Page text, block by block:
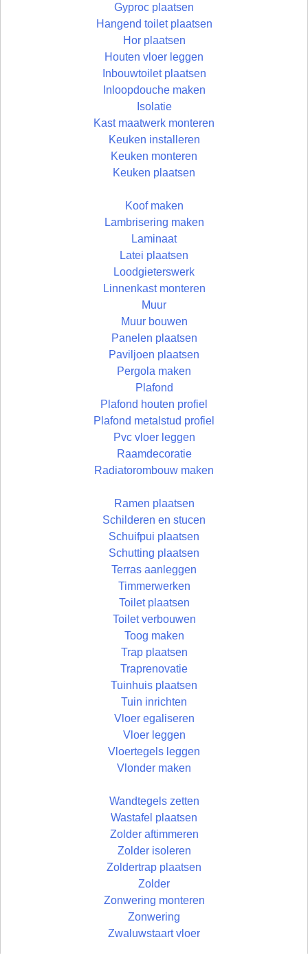
Gyproc plaatsen
Hangend toilet plaatsen
Hor plaatsen
Houten vloer leggen
Inbouwtoilet plaatsen
Inloopdouche maken
Isolatie
Kast maatwerk monteren
Keuken installeren
Keuken monteren
Keuken plaatsen
Koof maken
Lambrisering maken
Laminaat
Latei plaatsen
Loodgieterswerk
Linnenkast monteren
Muur
Muur bouwen
Panelen plaatsen
Paviljoen plaatsen
Pergola maken
Plafond
Plafond houten profiel
Plafond metalstud profiel
Pvc vloer leggen
Raamdecoratie
Radiatorombouw maken
Ramen plaatsen
Schilderen en stucen
Schuifpui plaatsen
Schutting plaatsen
Terras aanleggen
Timmerwerken
Toilet plaatsen
Toilet verbouwen
Toog maken
Trap plaatsen
Traprenovatie
Tuinhuis plaatsen
Tuin inrichten
Vloer egaliseren
Vloer leggen
Vloertegels leggen
Vlonder maken
Wandtegels zetten
Wastafel plaatsen
Zolder aftimmeren
Zolder isoleren
Zoldertrap plaatsen
Zolder
Zonwering monteren
Zonwering
Zwaluwstaart vloer